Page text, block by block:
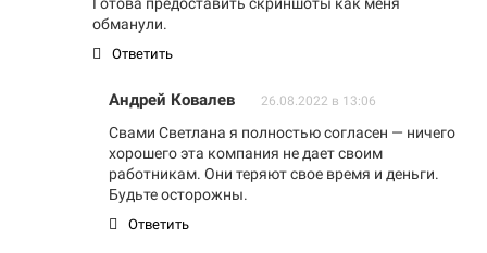
обманули.
Ответить
Андрей Ковалев 26.08.2022 в 13:06
Свами Светлана я полностью согласен — ничего
хорошего эта компания не дает своим
работникам. Они теряют свое время и деньги.
Будьте осторожны.
Ответить